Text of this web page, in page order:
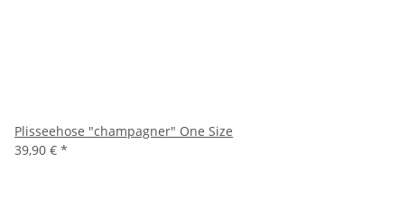
Plisseehose "champagner" One Size
39,90 € *